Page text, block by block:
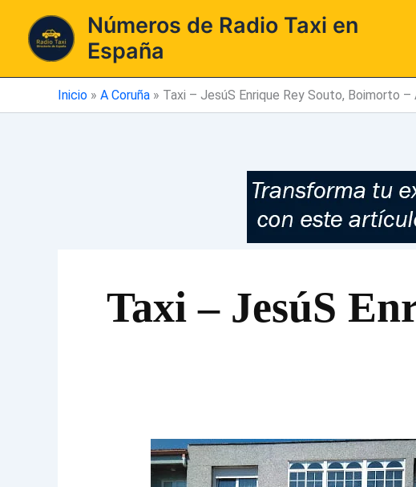
contenido
Números de Radio Taxi en
España
Inicio » A Coruña » Taxi – JesúS Enrique Rey Souto, Boimorto –
Taxi – JesúS